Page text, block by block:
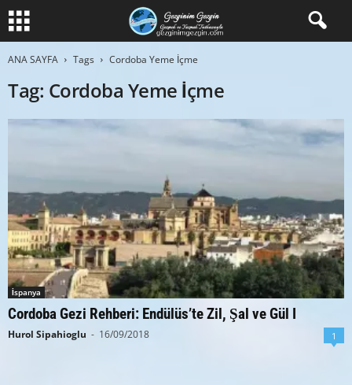
ANA SAYFA Tags Cordoba Yeme İçme
Tag: Cordoba Yeme İçme
İspanya
Cordoba Gezi Rehberi: Endülüs’te Zil, Şal ve Gül I
Hurol Sipahioglu - 16/09/2018 1